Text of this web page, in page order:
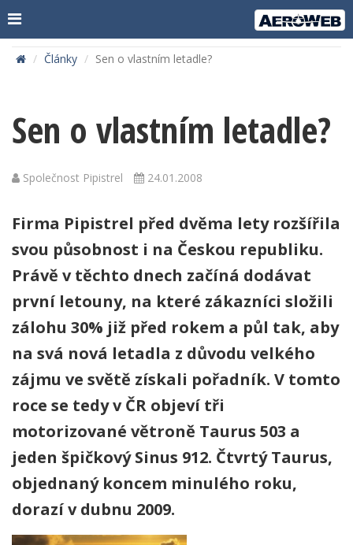
Články Sen o vlastním letadle?
Sen o vlastním letadle?
Společnost Pipistrel 24.01.2008
Firma Pipistrel před dvěma lety rozšířila
svou působnost i na Českou republiku.
Právě v těchto dnech začíná dodávat
první letouny, na které zákazníci složili
zálohu 30% již před rokem a půl tak, aby
na svá nová letadla z důvodu velkého
zájmu ve světě získali pořadník. V tomto
roce se tedy v ČR objeví tři
motorizované větroně Taurus 503 a
jeden špičkový Sinus 912. Čtvrtý Taurus,
objednaný koncem minulého roku,
dorazí v dubnu 2009.